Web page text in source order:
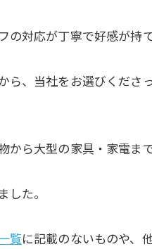
の対応が丁寧で好感が持
ら、当社をお選びくださ
から大型の家具・家電ま
した。
覧に記載のないものや、